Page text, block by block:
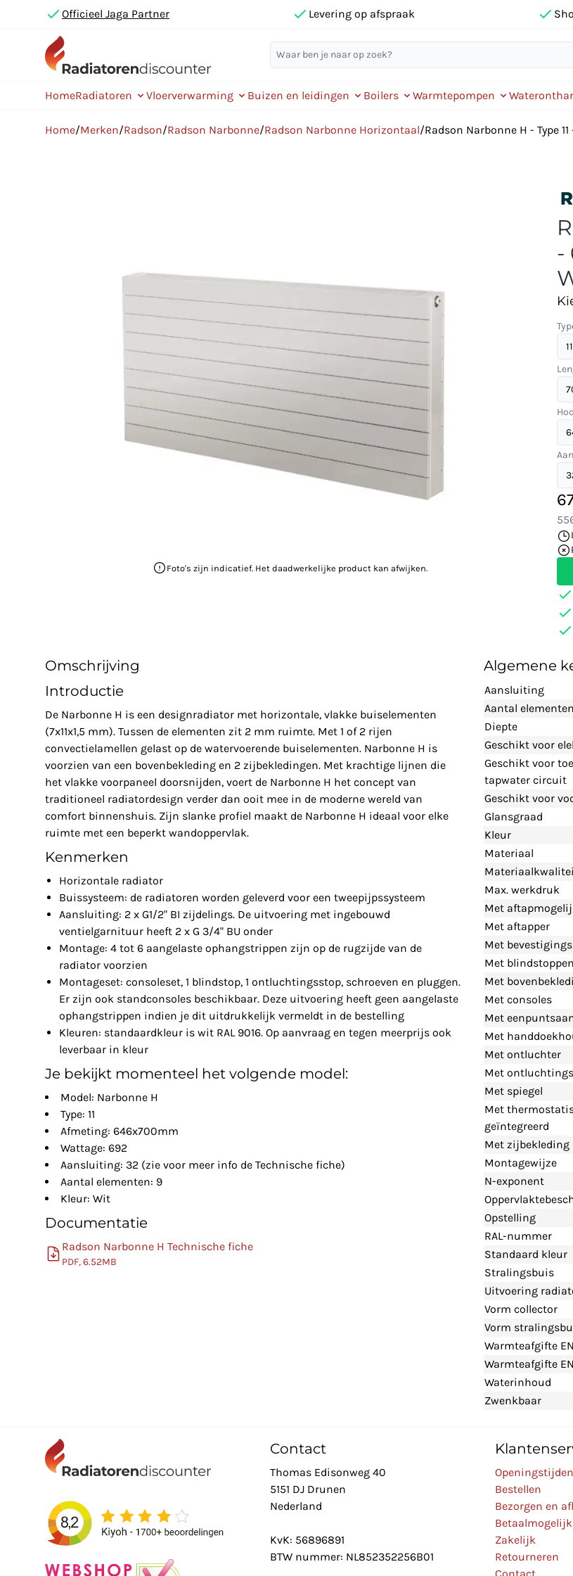
Officieel Jaga Partner Levering op afspraak
HomeRadiatoren Vloerverwarming Buizen en leidingen Boilers Warmtepompen
Home/Merken/Radson/Radson Narbonne/Radson Narbonne Horizontaal/Radson Narbonne H - Type
Foto's zijn indicatief. Het daadwerkelijke product kan afwijken.
-
Omschrijving
Introductie
De Narbonne H is een designradiator met horizontale, vlakke buiselementen
(7x11x1,5 mm). Tussen de elementen zit 2 mm ruimte. Met 1 of 2 rijen
convectielamellen gelast op de watervoerende buiselementen. Narbonne H is
voorzien van een bovenbekleding en 2 zijbekledingen. Met krachtige lijnen die
het vlakke voorpaneel doorsnijden, voert de Narbonne H het concept van
traditioneel radiatordesign verder dan ooit mee in de moderne wereld van
comfort binnenshuis. Zijn slanke profiel maakt de Narbonne H ideaal voor elke
ruimte met een beperkt wandoppervlak.
Kenmerken
Horizontale radiator
Buissysteem: de radiatoren worden geleverd voor een tweepijpssysteem
Aansluiting: 2 x G1/2" BI zijdelings. De uitvoering met ingebouwd
ventielgarnituur heeft 2 x G 3/4" BU onder
Montage: 4 tot 6 aangelaste ophangstrippen zijn op de rugzijde van de
radiator voorzien
Montageset: consoleset, 1 blindstop, 1 ontluchtingsstop, schroeven en pluggen.
Er zijn ook standconsoles beschikbaar. Deze uitvoering heeft geen aangelaste
ophangstrippen indien je dit uitdrukkelijk vermeldt in de bestelling
Kleuren: standaardkleur is wit RAL 9016. Op aanvraag en tegen meerprijs ook
leverbaar in kleur
Je bekijkt momenteel het volgende model:
Model: Narbonne H
Type: 11
Afmeting: 646x700mm
Wattage: 692
Aansluiting: 32 (zie voor meer info de Technische fiche)
Aantal elementen: 9
Kleur: Wit
Documentatie
Radson Narbonne H Technische fiche
PDF, 6.52MB
Algemene
Aansluiting
Aantal elementen
Diepte
Geschikt voor
Geschikt voor
tapwater circuit
Geschikt voor
Glansgraad
Kleur
Materiaal
Max. werkdruk
Met
Met aftapper
Met
Met blindstoppen
Met
Met consoles
Met
Met
Met ontluchter
Met
Met spiegel
Met
geïntegreerd
Met zijbekleding
Montagewijze
N-exponent
Opstelling
RAL-nummer
Standaard kleur
Stralingsbuis
Uitvoering
Vorm collector
Vorm
Warmteafgifte
Warmteafgifte
Waterinhoud
Zwenkbaar
Contact
Thomas Edisonweg 40
5151 DJ Drunen
Nederland
KvK: 56896891
BTW nummer: NL852352256B01
Openingstijden
Bestellen
Bezorgen en
Zakelijk
Retourneren